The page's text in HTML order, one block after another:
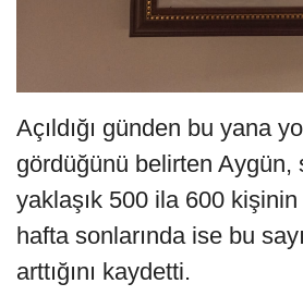
Açıldığı günden bu yana
gördüğünü belirten Aygün,
yaklaşık 500 ila 600
hafta sonlarında ise bu
arttığını kaydetti.